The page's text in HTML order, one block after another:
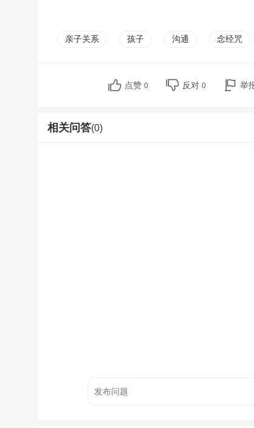
亲子关系 孩子 沟通 念经咒
点赞 0 反对 0 举
相关问答(0)